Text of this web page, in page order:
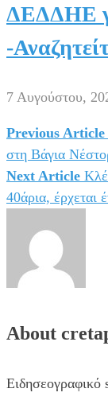
ΔΕΔΔΗΕ
-
7 Αυγούστου,
άρθρων
Previous Article
στη Βάγια
Next Article
40άρια, έρχεται
About
Ειδησεογραφικό